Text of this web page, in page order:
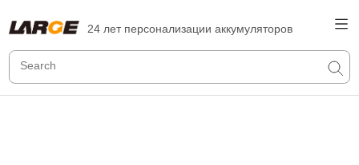
24 лет персонализации аккумуляторов